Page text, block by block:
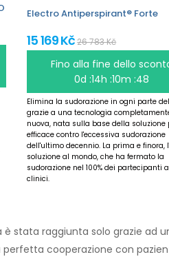
Electro Antiperspirant® Forte
15 169 Kč26 783 Kč
Fino alla fine dello
0d :14h :10m :47
Elimina la sudorazione in ogni parte
grazie a una tecnologia
nuova, nata sulla base della soluzione
efficace contro l'eccessiva sudorazione
dell'ultimo decennio. La prima e finora,
soluzione al mondo, che ha fermato la
sudorazione nel 100% dei partecipanti
clinici.
è stata raggiunta solo grazie ad
perfetta cooperazione con